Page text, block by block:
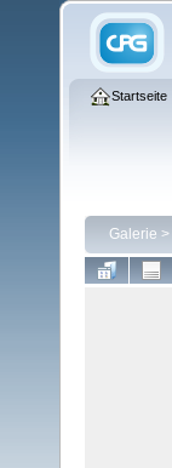
Startseite
Galerie >